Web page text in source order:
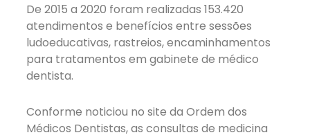
De 2015 a 2020 foram realizadas 153.420
atendimentos e benefícios entre sessões
ludoeducativas, rastreios, encaminhamentos
para tratamentos em gabinete de médico
dentista.
Conforme noticiou no site da Ordem dos
Médicos Dentistas, as consultas de medicina